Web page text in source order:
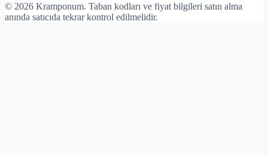
© 2026 Kramponum. Taban kodları ve fiyat bilgileri satın alma
anında satıcıda tekrar kontrol edilmelidir.